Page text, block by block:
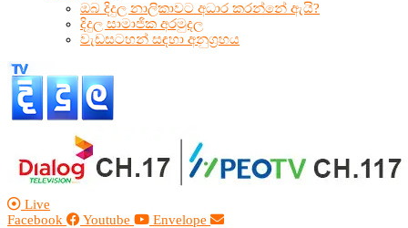
ඔබ දිදුල නාලිකාවට අධාර කරන්නේ ඇයි?
දිදුල සාමාජික අරමුදල
වැඩසටහන් සඳහා අනුග්‍රහය
Live
Facebook
Youtube Envelope